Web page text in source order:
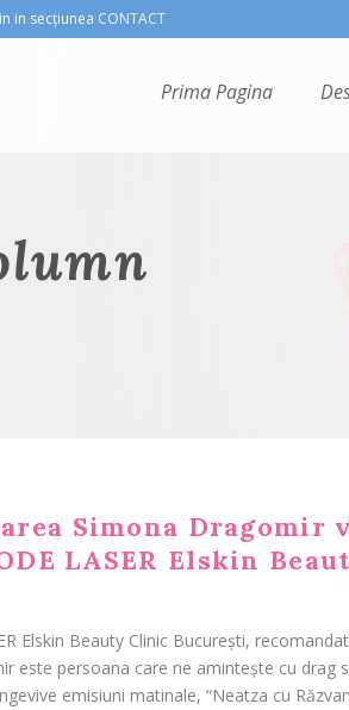
in secțiunea CONTACT
Prima Pagina
Simona Dragomir
LASER Elskin
Elskin Beauty Clinic București,
este persoana care ne amintește cu drag
emisiuni matinale, “Neatza cu